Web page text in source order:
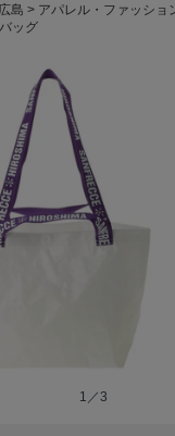
島 アパレル・ファッショ
ッグ
1／3